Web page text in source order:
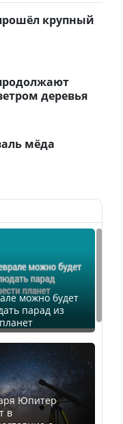
крупный
деревья
мёда
можно будет
парад из
Юпитер
в